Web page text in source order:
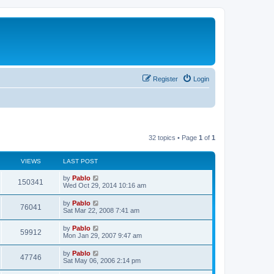
Login
Register
32 topics • Page 1 of 1
VIEWS LAST POST
150341
i
s
L
a
t
p
o
s
t
by Pablo
Wed Oct 29, 2014 10:16 am
76041
i
w
s
L
a
t
p
o
s
t
by Pablo
Sat Mar 22, 2008 7:41 am
59912V
i
L
a
t
p
o
s
by Pablo
Mon Jan 29, 2007 9:47 am
47746V
L
a
by Pablo
Sat May 06, 2006 2:14 pm